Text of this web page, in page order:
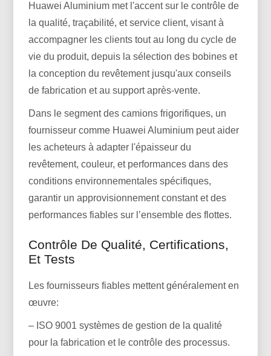
Huawei Aluminium met l'accent sur le contrôle de
la qualité, traçabilité, et service client, visant à
accompagner les clients tout au long du cycle de
vie du produit, depuis la sélection des bobines et
la conception du revêtement jusqu'aux conseils
de fabrication et au support après-vente.
Dans le segment des camions frigorifiques, un
fournisseur comme Huawei Aluminium peut aider
les acheteurs à adapter l'épaisseur du
revêtement, couleur, et performances dans des
conditions environnementales spécifiques,
garantir un approvisionnement constant et des
performances fiables sur l’ensemble des flottes.
Contrôle De Qualité, Certifications,
Et Tests
Les fournisseurs fiables mettent généralement en
œuvre:
– ISO 9001 systèmes de gestion de la qualité
pour la fabrication et le contrôle des processus.